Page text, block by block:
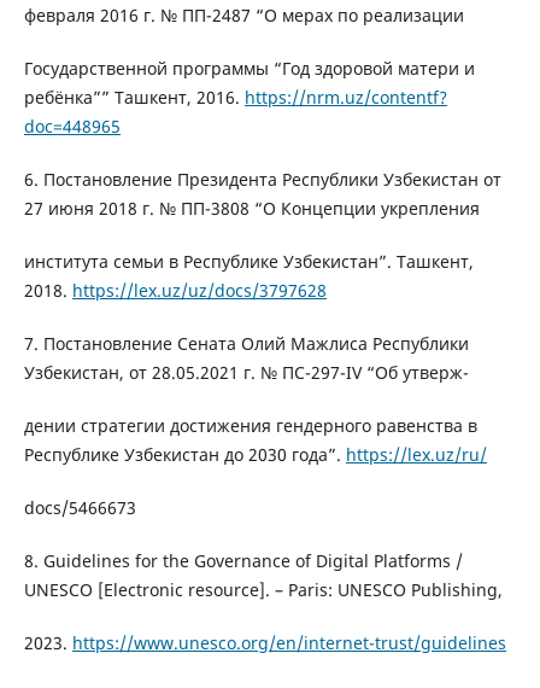
февраля 2016 г. № ПП-2487 “О мерах по реализации
Государственной программы “Год здоровой матери и
ребёнка”” Ташкент, 2016. https://nrm.uz/contentf?
doc=448965
6. Постановление Президента Республики Узбекистан от
27 июня 2018 г. № ПП-3808 “О Концепции укрепления
института семьи в Республике Узбекистан”. Ташкент,
2018. https://lex.uz/uz/docs/3797628
7. Постановление Сената Олий Мажлиса Республики
Узбекистан, от 28.05.2021 г. № ПС-297-IV “Об утверж-
дении стратегии достижения гендерного равенства в
Республике Узбекистан до 2030 года”. https://lex.uz/ru/
docs/5466673
8. Guidelines for the Governance of Digital Platforms /
UNESCO [Electronic resource]. – Paris: UNESCO Publishing,
2023. https://www.unesco.org/en/internet-trust/guidelines